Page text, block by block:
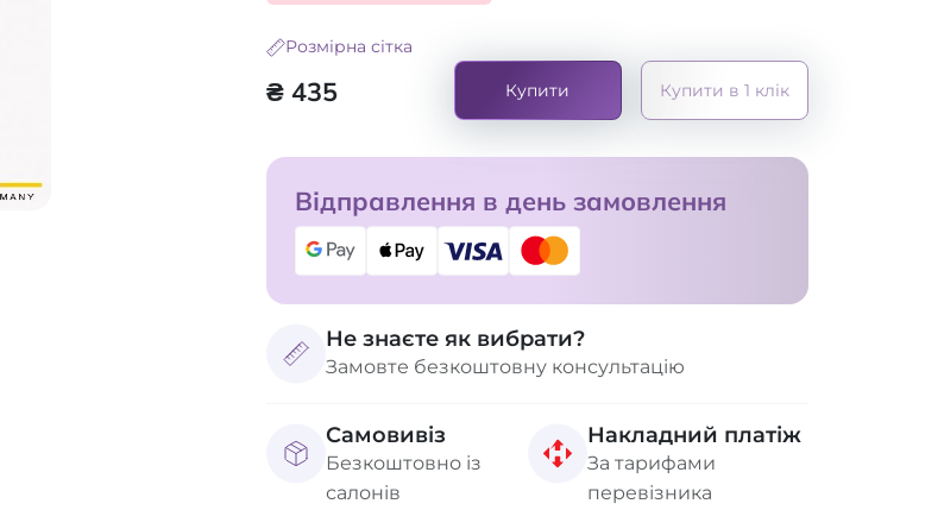
Розмірна сітка
₴ 435 Купити Купити в 1 клік
Відправлення в день замовлення
Не знаєте як вибрати?
Замовте безкоштовну консультацію
Самовивіз
Безкоштовно із
салонів
Накладний платіж
За тарифами
перевізника